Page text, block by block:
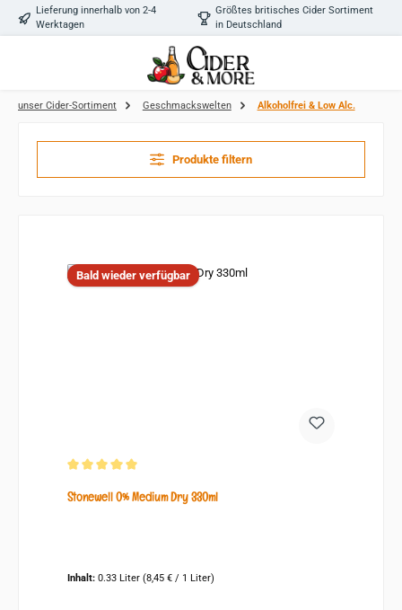
Zum Hauptinhalt springen
Lieferung innerhalb von 2-4
Werktagen
Größtes britisches Cider Sortiment
in Deutschland
unser Cider-Sortiment Geschmackswelten Alkoholfrei & Low Alc.
Produkte filtern
Bald wieder verfügbar
Stonewell 0% Medium Dry 330ml
Inhalt: 0.33 Liter (8,45 € / 1 Liter)